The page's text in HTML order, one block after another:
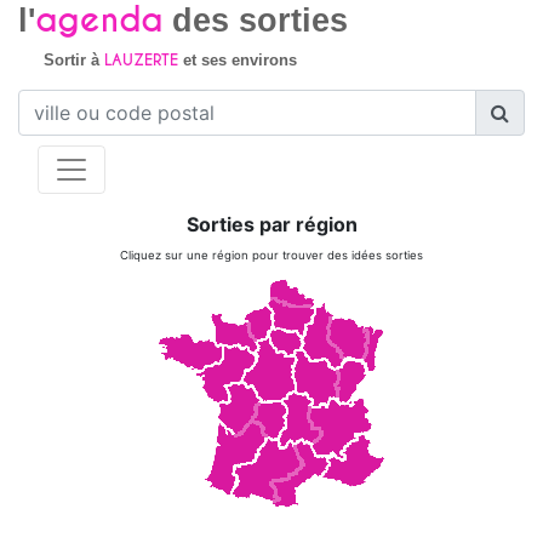
l'agenda des sorties
Sortir à LAUZERTEet ses environs
Sorties par région
Cliquez sur une région pour trouver des idées sorties